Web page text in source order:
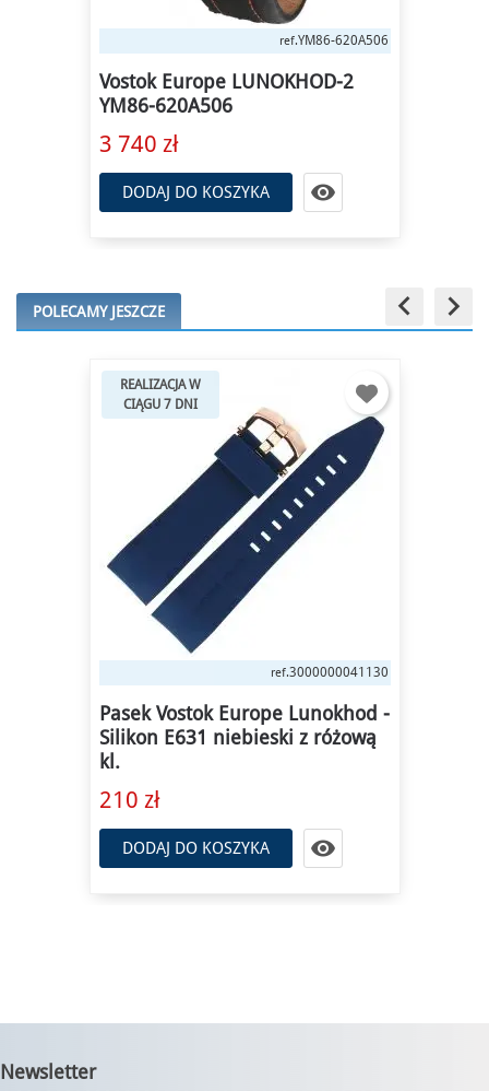
ref.YM86-620A506
Vostok Europe LUNOKHOD-2
YM86-620A506
3 740 zł
DODAJ DO KOSZYKA 
POLECAMY JESZCZE keyboard_arrow_left
REALIZACJA W
CIĄGU 7 DNI
ref.3000000041130
Pasek Vostok Europe Lunokhod -
Silikon E631 niebieski z różową
kl.
210 zł
DODAJ DO KOSZYKA 
keyboard_arrow_right
Newsletter